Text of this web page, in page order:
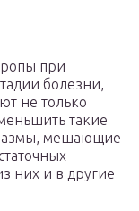
при
болезни,
не только
такие
мешающие
них и в другие